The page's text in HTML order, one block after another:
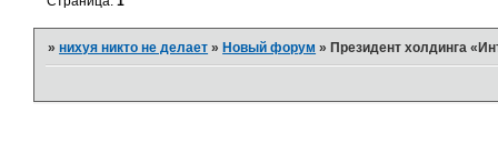
»нихуя никто не делает »Новый форум »Президент холдинга